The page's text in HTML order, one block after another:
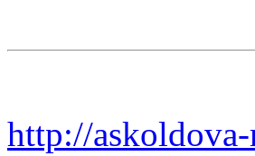
http://